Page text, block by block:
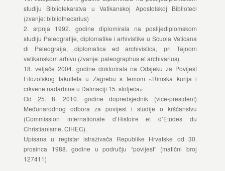
studiju Bibliotekarstva u Vatikanskoj Apostolskoj Biblioteci
(zvanje: bibliothecarius)
2. srpnja 1992. godine diplomirala na poslijediplomskom
studiju Paleografije, diplomatike i arhivistike u Scuola Vaticana
di Paleograija, diplomatica ed archivistica, pri Tajnom
vatikanskom arhivu (zvanje: paleographus et archivarius).
18. veljače 2004. godine doktorirala na Odsjeku za Povijest
Filozofskog fakulteta u Zagrebu s temom «Rimska kurija i
crkvene nadarbine u Dalmaciji 15. stoljeća».
Od 25. 8. 2010. godine dopredsjednik (vice-president)
Međunarodnog odbora za povijest i studije o kršćanstvu
(Commission internationale d’Histoire et d’Etudes du
Christianisme, CIHEC).
Upisana u registar istraživača Republike Hrvatske od 30.
prosinca 1988. godine u području “povijest” (matični broj
127411)